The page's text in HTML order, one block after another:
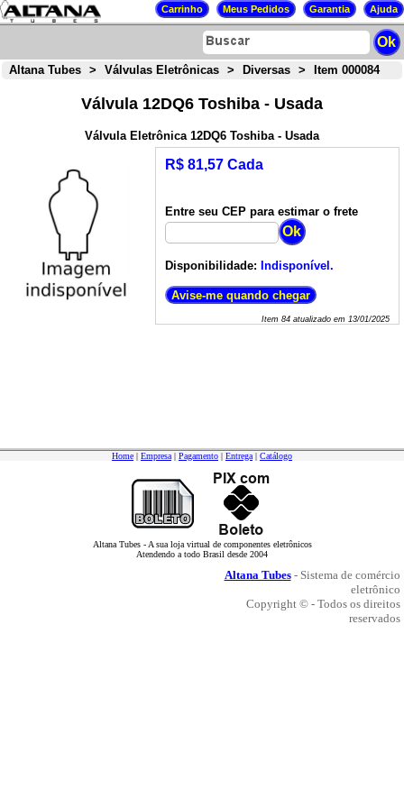
Altana Tubes > Válvulas Eletrônicas > Diversas > Item 000084
Válvula 12DQ6 Toshiba - Usada
Válvula Eletrônica 12DQ6 Toshiba - Usada
R$ 81,57 Cada
Entre seu CEP para estimar o frete
Disponibilidade: Indisponível.
Item 84atualizado em 13/01/2025
Home | Empresa | Pagamento | Entrega | Catálogo
Altana Tubes - A sua loja virtual de componentes eletrônicos
Atendendo a todo Brasil desde 2004
Altana Tubes- Sistema de comércio
eletrônico
Copyright © - Todos os direitos
reservados